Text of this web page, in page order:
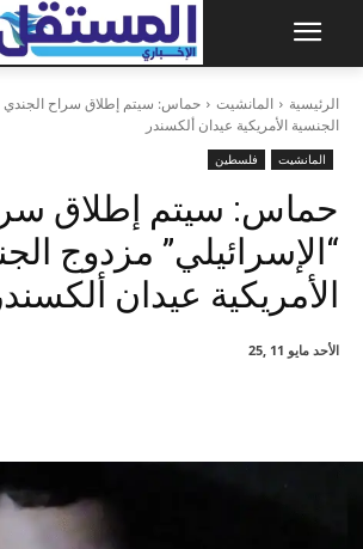
الرئيسية المانشيت
حماس: سيتم إطلاق سراح الجندي
الجنسية الأمريكية عيدان ألكسندر
المانشيت فلسطين
حماس: سيتم إطلاق
“الإسرائيلي” مزدوج
الأمريكية عيدان
الأحد مايو 11 ,25